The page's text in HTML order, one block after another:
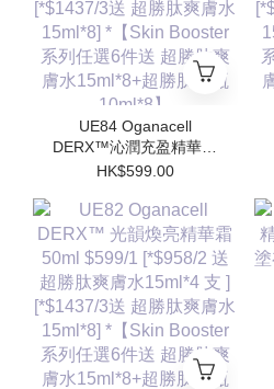
UE84 Oganacell
DERX™沁潤充盈精華霜
$599/1 ｜[*$958/2 送超
[*$1437/3送 超勝肽爽膚
水15ml*8] *【Skin
Booster 系列任選6件送
超勝肽爽膚水15ml*8+超
勝肽安瓶10ml*8】
HK$599.00